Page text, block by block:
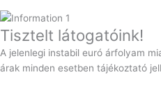
Tisztelt látogatóink!
A jelenlegi instabil euró árfolyam
árak minden esetben tájékoztató